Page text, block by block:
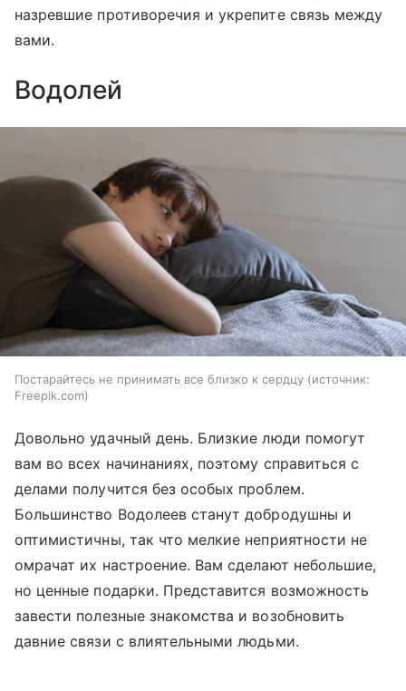
назревшие противоречия и укрепите связь между
вами.
Водолей
Постарайтесь не принимать все близко к сердцу
источник:
Freepik.com
Довольно удачный день. Близкие люди помогут
вам во всех начинаниях, поэтому справиться с
делами получится без особых проблем.
Большинство Водолеев станут добродушны и
оптимистичны, так что мелкие неприятности не
омрачат их настроение. Вам сделают небольшие,
но ценные подарки. Представится возможность
завести полезные знакомства и возобновить
давние связи с влиятельными людьми.